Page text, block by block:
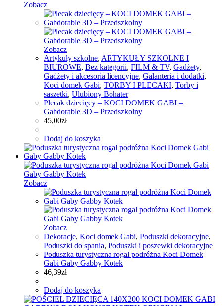
Zobacz
Zobacz
Artykuły szkolne, ARTYKUŁY SZKOLNE I
BIUROWE, Bez kategorii, FILM & TV, Gadżety,
Gadżety i akcesoria licencyjne, Galanteria i dodatki,
Koci domek Gabi, TORBY I PLECAKI, Torby i
saszetki, Ulubiony Bohater
Plecak dziecięcy – KOCI DOMEK GABI –
Gabdorable 3D – Przedszkolny
45,00zł
Dodaj do koszyka
Zobacz
Zobacz
Dekoracje, Koci domek Gabi, Poduszki dekoracyjne,
Poduszki do spania, Poduszki i poszewki dekoracyjne
Poduszka turystyczna rogal podróżna Koci Domek
Gabi Gaby Gabby Kotek
46,39zł
Dodaj do koszyka